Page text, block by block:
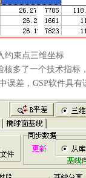
束点三维坐标
多了一个技术指标
差，GSP软件具有